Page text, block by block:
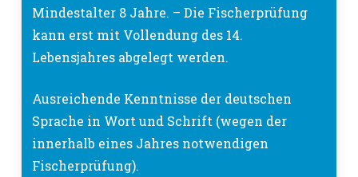
Mindestalter 8 Jahre. – Die Fischerprüfung
kann erst mit Vollendung des 14.
Lebensjahres abgelegt werden.
Ausreichende Kenntnisse der deutschen
Sprache in Wort und Schrift (wegen der
innerhalb eines Jahres notwendigen
Fischerprüfung).